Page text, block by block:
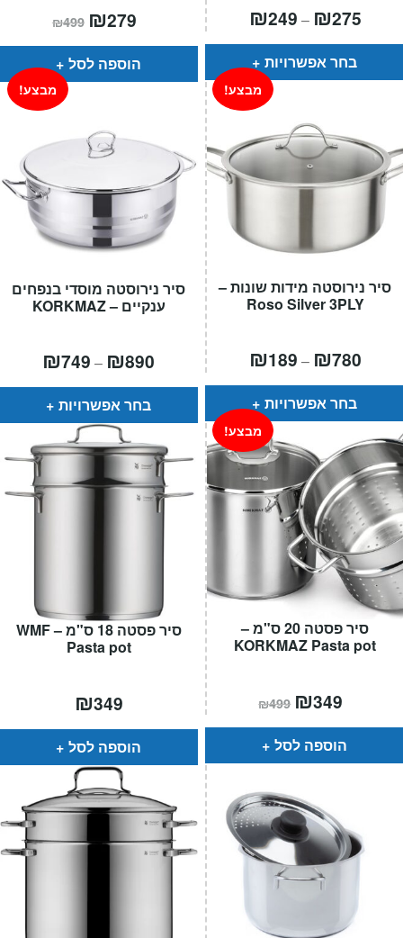
₪499 המחיר
המקורי
היה:
₪499.
₪279
הוא:
הוספה לסל
₪249 – ₪275טווח
⁦₪249⁩
בחר אפשרויות
סיר נירוסטה מוסדי בנפחים
ענקיים – KORKMAZ
מבצע!
₪749 – ₪890
⁦₪749⁩
בחר אפשרויות
סיר נירוסטה מידות שונות –
Roso Silver 3PLY
מבצע!
₪189 – ₪780טווח
⁦₪189⁩
בחר אפשרויות
סיר פסטה 18 ס"מ – WMF
Pasta pot
₪349
הוספה לסל
סיר פסטה 20 ס"מ –
KORKMAZ Pasta pot
מבצע!
₪499 המחיר
המקורי
היה:
₪499.
₪349
הוא:
הוספה לסל